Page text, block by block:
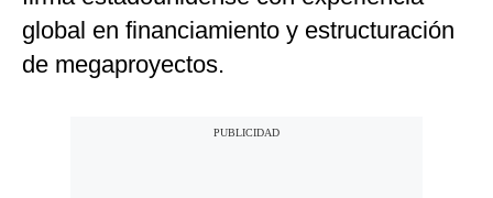
global en financiamiento y estructuración
de megaproyectos.